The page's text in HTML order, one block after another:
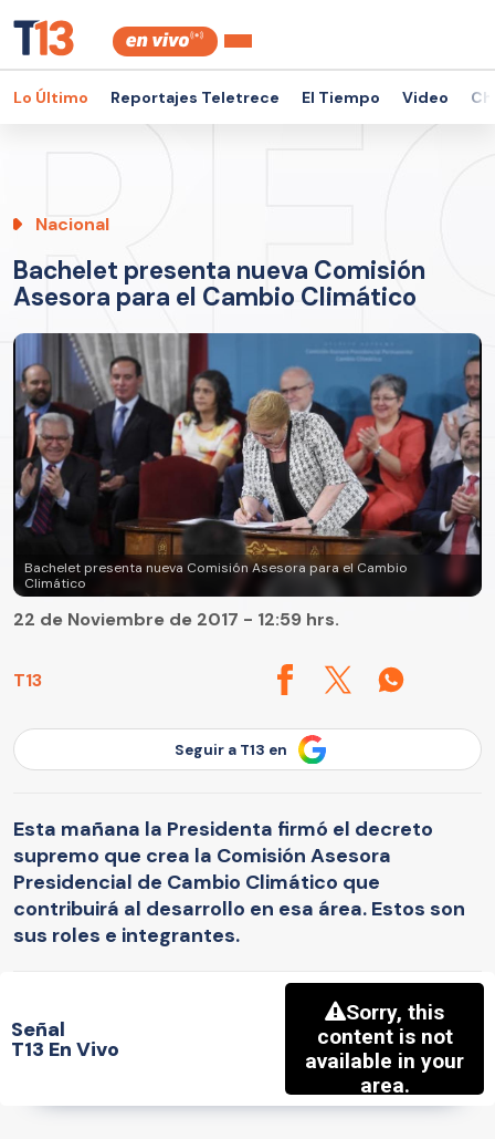
Lo Último Reportajes Teletrece El Tiempo Video
Nacional
Bachelet presenta nueva Comisión
Asesora para el Cambio Climático
Bachelet presenta nueva Comisión Asesora para el Cambio
Climático
T13
22 de Noviembre de 2017 - 12:59 hrs.
Seguir a T13 en
Esta mañana la Presidenta firmó el decreto
supremo que crea la Comisión Asesora
Presidencial de Cambio Climático que
contribuirá al desarrollo en esa área. Estos son
sus roles e integrantes.
Señal
T13 En Vivo